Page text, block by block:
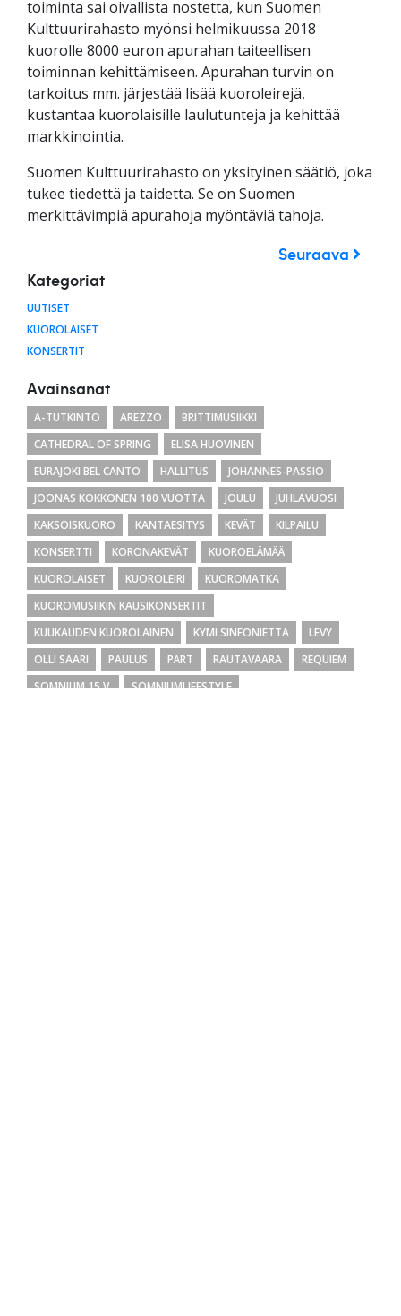
toiminta sai oivallista nostetta, kun Suomen
Kulttuurirahasto myönsi helmikuussa 2018
kuorolle 8000 euron apurahan taiteellisen
toiminnan kehittämiseen. Apurahan turvin on
tarkoitus mm. järjestää lisää kuoroleirejä,
kustantaa kuorolaisille laulutunteja ja kehittää
markkinointia.
Suomen Kulttuurirahasto on yksityinen säätiö, joka
tukee tiedettä ja taidetta. Se on Suomen
merkittävimpiä apurahoja myöntäviä tahoja.
Seuraava
Kategoriat
UUTISET
KUOROLAISET
KONSERTIT
Avainsanat
A-TUTKINTO AREZZO
BRITTIMUSIIKKI
CATHEDRAL OF SPRING
ELISA HUOVINEN
EURAJOKI BEL CANTO
HALLITUS
JOHANNES-PASSIO
JOONAS KOKKONEN 100 VUOTTA
JOULU
JUHLAVUOSI
KAKSOISKUORO
KANTAESITYS KEVÄT
KILPAILU
KONSERTTI
KORONAKEVÄT
KUOROELÄMÄÄ
KUOROLAISET
KUOROLEIRI
KUOROMATKA
KUOROMUSIIKIN KAUSIKONSERTIT
KUUKAUDEN KUOROLAINEN
KYMI SINFONIETTA
LEVY
OLLI SAARI
PAULUS PÄRT RAUTAVAARA
REQUIEM
SOMNIUM 15 V.
SOMNIUMLIFESTYLE